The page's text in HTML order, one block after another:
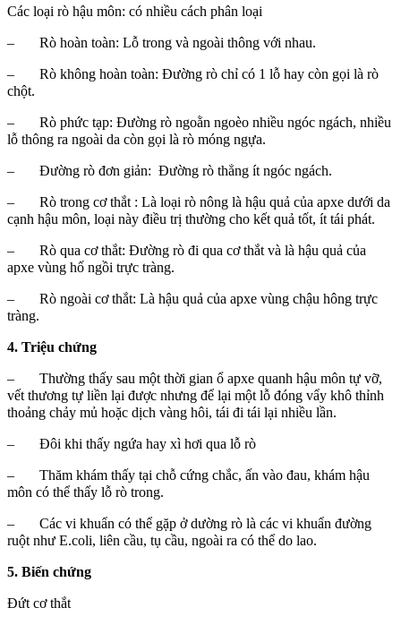
Các loại rò hậu môn: có nhiều cách phân loại
– Rò hoàn toàn: Lỗ trong và ngoài thông với nhau.
– Rò không hoàn toàn: Đường rò chỉ có 1 lỗ hay còn gọi là rò
chột.
– Rò phức tạp: Đường rò ngoằn ngoèo nhiều ngóc ngách, nhiều
lỗ thông ra ngoài da còn gọi là rò móng ngựa.
– Đường rò đơn giản: Đường rò thẳng ít ngóc ngách.
– Rò trong cơ thắt : Là loại rò nông là hậu quả của apxe dưới da
cạnh hậu môn, loại này điều trị thường cho kết quả tốt, ít tái phát.
– Rò qua cơ thắt: Đường rò đi qua cơ thắt và là hậu quả của
apxe vùng hố ngồi trực tràng.
– Rò ngoài cơ thắt: Là hậu quả của apxe vùng chậu hông trực
tràng.
4. Triệu chứng
– Thường thấy sau một thời gian ổ apxe quanh hậu môn tự vỡ,
vết thương tự liền lại được nhưng để lại một lỗ đóng vẩy khô thỉnh
thoảng chảy mủ hoặc dịch vàng hôi, tái đi tái lại nhiều lần.
– Đôi khi thấy ngứa hay xì hơi qua lỗ rò
– Thăm khám thấy tại chỗ cứng chắc, ấn vào đau, khám hậu
môn có thể thấy lỗ rò trong.
– Các vi khuẩn có thể gặp ở dường rò là các vi khuẩn đường
ruột như E.coli, liên cầu, tụ cầu, ngoài ra có thể do lao.
5. Biến chứng
Đứt cơ thắt